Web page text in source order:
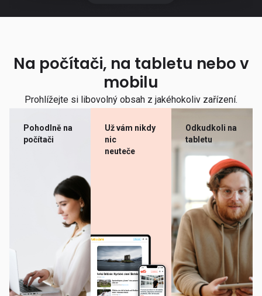
Na počítači, na tabletu nebo v
mobilu
Prohlížejte si libovolný obsah z jakéhokoliv zařízení.
Pohodlně na
počítači
Už vám nikdy
nic
neuteče
Odkudkoli na
tabletu